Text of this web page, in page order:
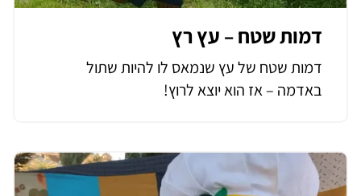
דמות שטח – עץ רץ
דמות שטח של עץ שנמאס לו להיות שתול
באדמה – אז הוא יוצא לרוץ!